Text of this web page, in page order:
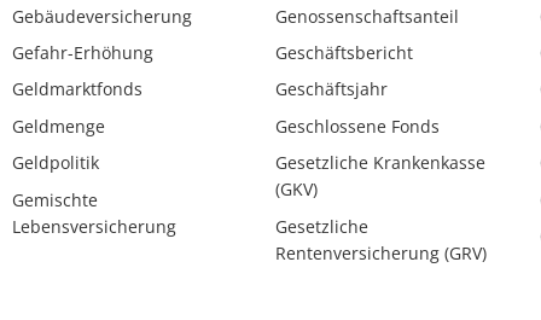
Gebäudeversicherung
Gefahr-Erhöhung
Geldmarktfonds
Geldmenge
Geldpolitik
Gemischte
Lebensversicherung
Genossenschaftsanteil
Geschäftsbericht
Geschäftsjahr
Geschlossene Fonds
Gesetzliche Krankenkasse
(GKV)
Gesetzliche
Rentenversicherung (GRV)